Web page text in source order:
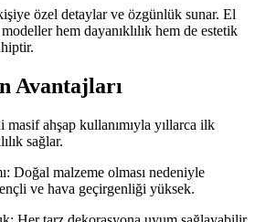
özel detaylar ve özgünlük sunar. El
hem dayanıklılık hem de estetik
Avantajları
ahşap kullanımıyla yıllarca ilk
sağlar.
Doğal malzeme olması nedeniyle
ve hava geçirgenliği yüksek.